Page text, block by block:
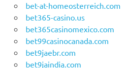
bet-at-homeosterreich.com
bet365-casino.us
bet365casinomexico.com
bet99casinocanada.com
bet9jaebr.com
bet9jaindia.com